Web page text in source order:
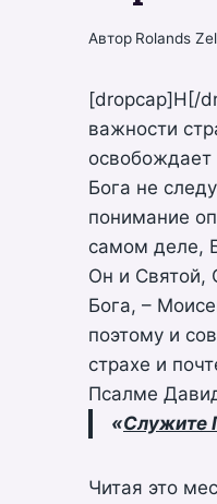
Автор Rolands
[dropcap]Н[/
важности
освобождает
Бога не
понимание
самом деле,
Он и Святой,
Бога, –
поэтому и
страхе и
Псалме
«Служите
Читая это